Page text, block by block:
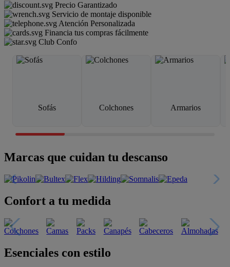
Precio Garantizado
Servicio de montaje disponible
Atención Personalizada
Financia tus compras fácilmente
Club Confo
Sofás Colchones Armarios
Marcas que cuidan tu descanso
Confort a tu medida
Esenciales con estilo